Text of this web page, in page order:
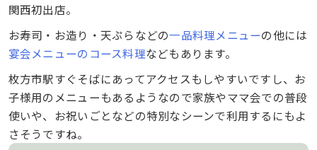
関西初出店。
お寿司・お造り・天ぷらなどの一品料理メニューの他には
宴会メニューのコース料理などもあります。
枚方市駅すぐそばにあってアクセスもしやすいですし、お
子様用のメニューもあるようなので家族やママ会での普段
使いや、お祝いごとなどの特別なシーンで利用するにもよ
さそうですね。